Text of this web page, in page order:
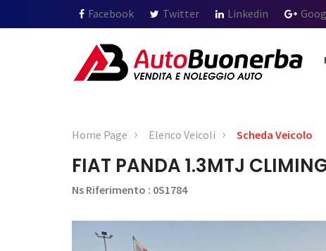
Facebook Twitter Linkedin
Home Page Elenco Veicoli Scheda Veicolo
FIAT PANDA 1.3MTJ
Ns Riferimento : 0S1784